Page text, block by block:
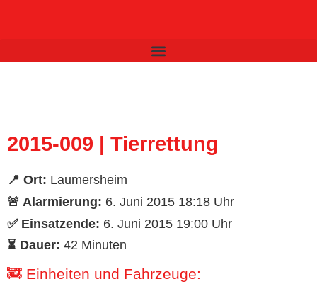
2015-009 | Tierrettung
📍 Ort: Laumersheim
🚨 Alarmierung: 6. Juni 2015 18:18 Uhr
✅ Einsatzende: 6. Juni 2015 19:00 Uhr
⏳ Dauer: 42 Minuten
🚒 Einheiten und Fahrzeuge: